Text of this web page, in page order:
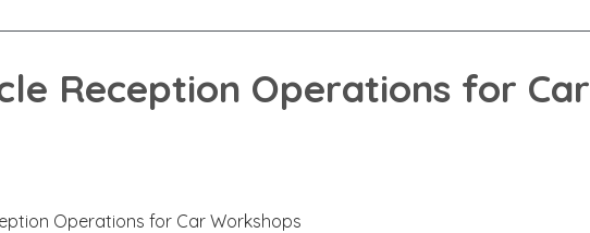
Reception Operations for Car
Operations for Car Workshops